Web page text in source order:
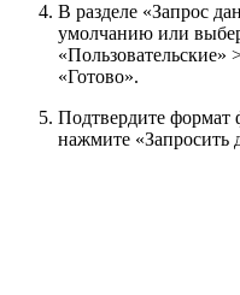
В разделе «Запрос
умолчанию или
«Готово».
Подтвердите формат
нажмите «Запросить